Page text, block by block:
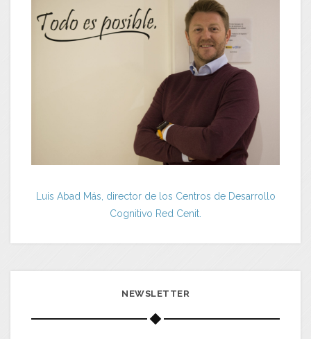
Luis Abad Más, director de los Centros de Desarrollo
Cognitivo Red Cenit.
NEWSLETTER